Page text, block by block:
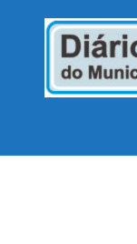
conteúdo